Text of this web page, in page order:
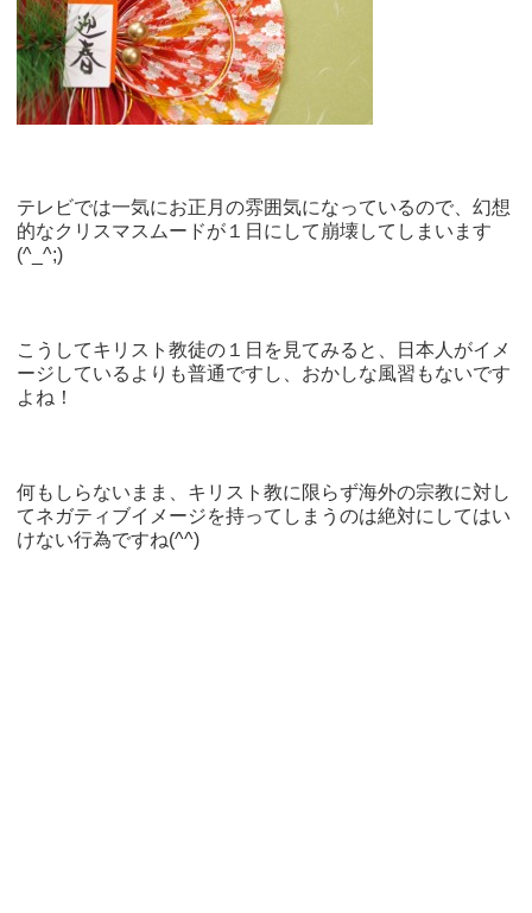
テレビでは一気にお正月の雰囲気になっているので、幻想
的なクリスマスムードが１日にして崩壊してしまいます
(^_^;)
こうしてキリスト教徒の１日を見てみると、日本人がイメ
ージしているよりも普通ですし、おかしな風習もないです
よね！
何もしらないまま、キリスト教に限らず海外の宗教に対し
てネガティブイメージを持ってしまうのは絶対にしてはい
けない行為ですね(^^)